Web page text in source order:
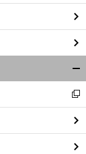
前
閉
る
新
し
い
ウ
ィ